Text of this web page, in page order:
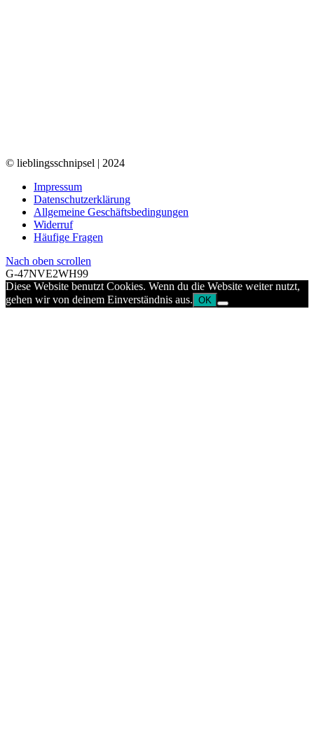
© lieblingsschnipsel | 2024
Impressum
Datenschutzerklärung
Allgemeine Geschäftsbedingungen
Widerruf
Häufige Fragen
Nach oben scrollen
G-47NVE2WH99
Diese Website benutzt Cookies. Wenn du die Website weiter nutzt,
gehen wir von deinem Einverständnis aus. OK